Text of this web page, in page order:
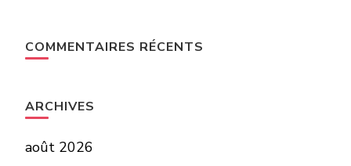
COMMENTAIRES RÉCENTS
ARCHIVES
août 2026